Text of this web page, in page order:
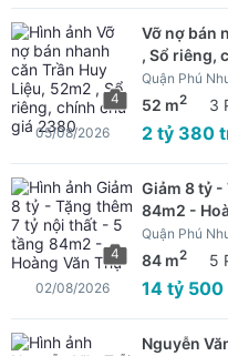
4
Vỡ nợ bán
, Sổ riêng,
Quận Phú
52 m2 3
2 tỷ 380
05/08/2026
4
Giảm 8 tỷ -
84m2 -
Quận Phú
84 m2 5
14 tỷ
02/08/2026
Nguyễn